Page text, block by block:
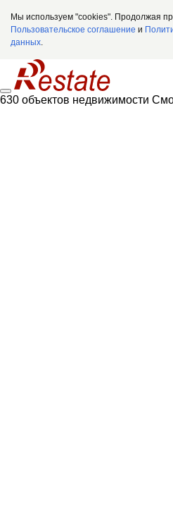
Мы используем "cookies". Продолжая
Пользовательское соглашение и
данных.
630 объектов недвижимости